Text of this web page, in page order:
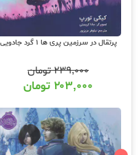
پرتقال در سرزمین پری ها 1 گرد جادویی
۲۳۹,۰۰۰تومان
۲۰۳,۰۰۰ تومان